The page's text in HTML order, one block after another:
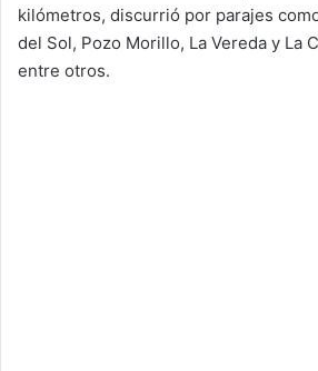
kilómetros, discurrió por parajes
del Sol, Pozo Morillo, La Vereda y La
entre otros.